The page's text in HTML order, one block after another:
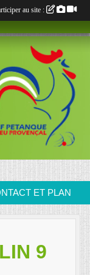
ET PLAN
9
au site :